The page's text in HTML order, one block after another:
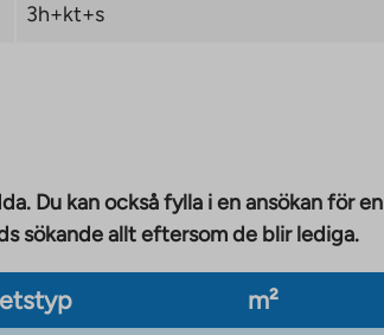
3h+kt+s
Du kan också fylla i en ansökan för en
sökande allt eftersom de blir lediga.
m²